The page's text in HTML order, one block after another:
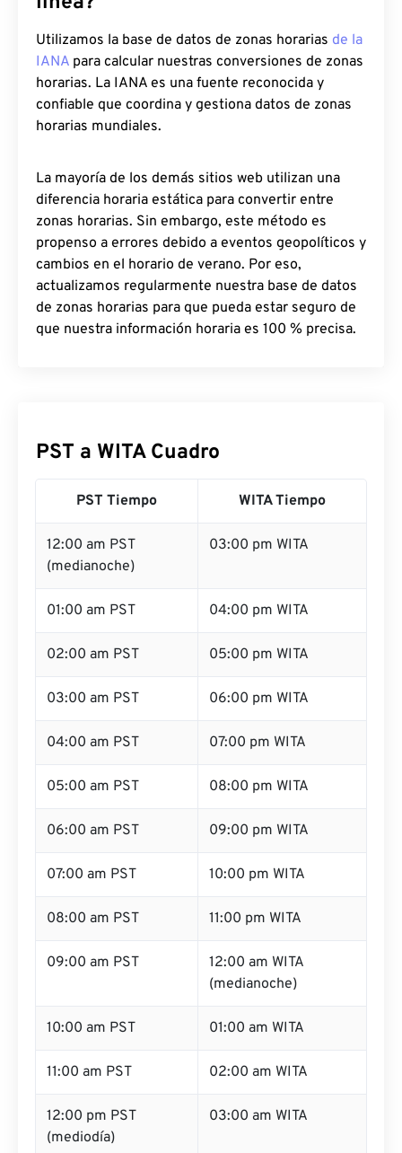
Utilizamos la base de datos de zonas horarias de la
IANA para calcular nuestras conversiones de zonas
horarias. La IANA es una fuente reconocida y
confiable que coordina y gestiona datos de zonas
horarias mundiales.
La mayoría de los demás sitios web utilizan una
diferencia horaria estática para convertir entre
zonas horarias. Sin embargo, este método es
propenso a errores debido a eventos geopolíticos y
cambios en el horario de verano. Por eso,
actualizamos regularmente nuestra base de datos
de zonas horarias para que pueda estar seguro de
que nuestra información horaria es 100 % precisa.
PST a WITA Cuadro
PST Tiempo WITA Tiempo
12:00 am PST
(medianoche)
03:00 pm WITA
01:00 am PST 04:00 pm WITA
02:00 am PST 05:00 pm WITA
03:00 am PST 06:00 pm WITA
04:00 am PST 07:00 pm WITA
05:00 am PST 08:00 pm WITA
06:00 am PST 09:00 pm WITA
07:00 am PST 10:00 pm WITA
08:00 am PST 11:00 pm WITA
09:00 am PST
12:00 am WITA
(medianoche)
10:00 am PST 01:00 am WITA
11:00 am PST 02:00 am WITA
12:00 pm PST
(mediodía)
03:00 am WITA